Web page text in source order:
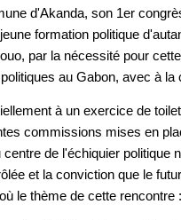
d'Akanda, son 1er
formation politique
par la nécessité pour
au Gabon, avec à
à un exercice de
commissions mises en
de l'échiquier politique
et la conviction que le
le thème de cette rencontre :